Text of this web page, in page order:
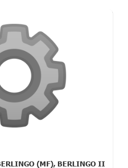
(MF), BERLINGO II